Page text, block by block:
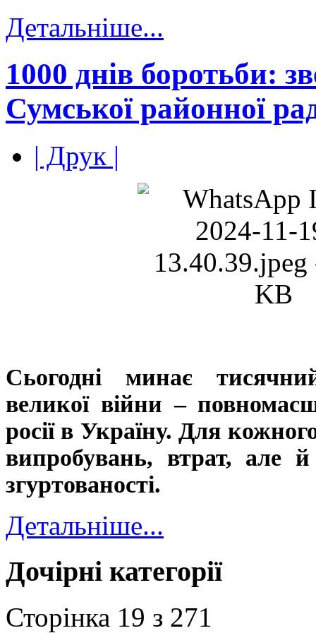
Детальніше...
1000 днів боротьби:
Сумської районної
| Друк |
Сьогодні минає
великої війни –
росії в Україну. Для
випробувань, втрат, але
згуртованості.
Детальніше...
Дочірні категорії
Сторінка 19 з 271